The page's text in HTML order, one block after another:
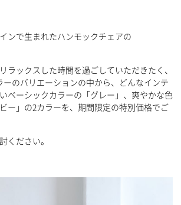
ンで生まれたハンモックチェアの
ラックスした時間を過ごしていただきたく、
ーのバリエーションの中から、どんなインテ
ベーシックカラーの「グレー」、爽やかな色
ー」の2カラーを、期間限定の特別価格でご
ください。